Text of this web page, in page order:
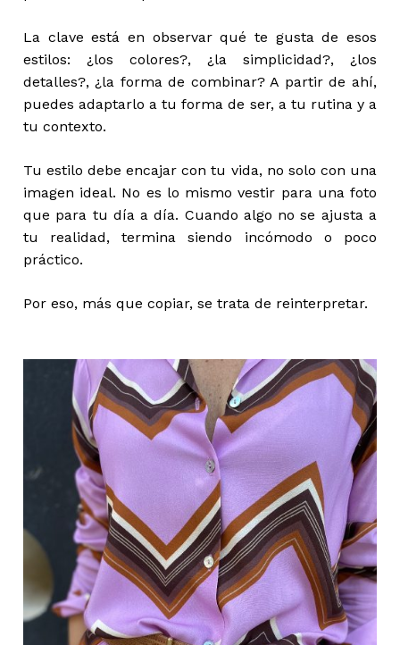
La clave está en observar qué te gusta de esos
estilos: ¿los colores?, ¿la simplicidad?, ¿los
detalles?, ¿la forma de combinar? A partir de ahí,
puedes adaptarlo a tu forma de ser, a tu rutina y a
tu contexto.
Tu estilo debe encajar con tu vida, no solo con una
imagen ideal. No es lo mismo vestir para una foto
que para tu día a día. Cuando algo no se ajusta a
tu realidad, termina siendo incómodo o poco
práctico.
Por eso, más que copiar, se trata de reinterpretar.